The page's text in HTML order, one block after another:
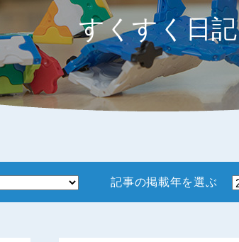
すくすく日記
記事の掲載年を選ぶ